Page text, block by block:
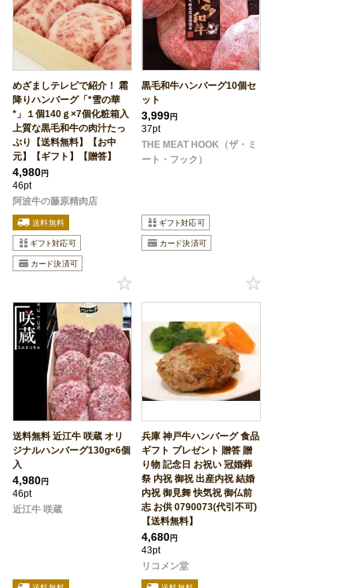
めざましテレビで紹介！ 霜
降りハンバーグ「*雪の華
*」１個140ｇ×7個化粧箱入
上質な黒毛和牛の肉汁たっ
ぷり【送料無料】【お中
元】【ギフト】【贈答】
4,980円
46pt
阿波牛の藤原精肉店
黒毛和牛ハンバーグ10個セ
ット
3,999円
37pt
THE MEAT HOOK（ザ・ミ
ート・フック）
送料無料 近江牛 咲蔵 オリ
ジナルハンバーグ130g×6個
入
4,980円
46pt
近江牛 咲蔵
兵庫 神戸牛ハンバーグ 食品
ギフト プレゼント 贈答 贈
り物 記念日 お祝い 冠婚葬
祭 内祝 御祝 出産内祝 結婚
内祝 御見舞 快気祝 御仏前
志 お供 0790073(代引不可)
【送料無料】
4,680円
43pt
リコメン堂